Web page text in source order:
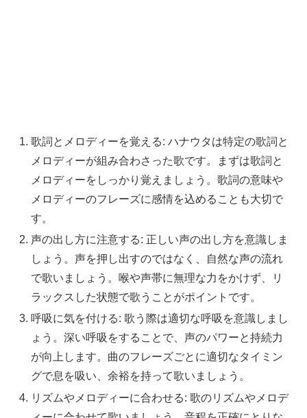
歌詞とメロディーを覚える: ハナウタは特定の歌詞と
メロディーが組み合わさった歌です。まずは歌詞と
メロディーをしっかり覚えましょう。歌詞の意味や
メロディーのフレーズに感情を込めることも大切で
す。
声の出し方に注意する: 正しい声の出し方を意識しま
しょう。声を押し出すのではなく、自然な声の流れ
で歌いましょう。喉や声帯に無理な力をかけず、リ
ラックスした状態で歌うことがポイントです。
呼吸に気を付ける: 歌う際は適切な呼吸を意識しまし
ょう。深い呼吸をすることで、声のパワーと持続力
が向上します。曲のフレーズごとに適切なタイミン
グで息を吸い、余裕を持って歌いましょう。
リズムやメロディーに合わせる: 歌のリズムやメロデ